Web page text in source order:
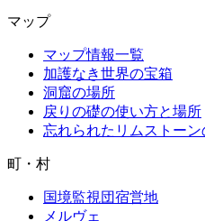
マップ
マップ情報一覧
加護なき世界の宝箱
洞窟の場所
戻りの礎の使い方と場所
忘れられたリムストーン
町・村
国境監視団宿営地
メルヴェ